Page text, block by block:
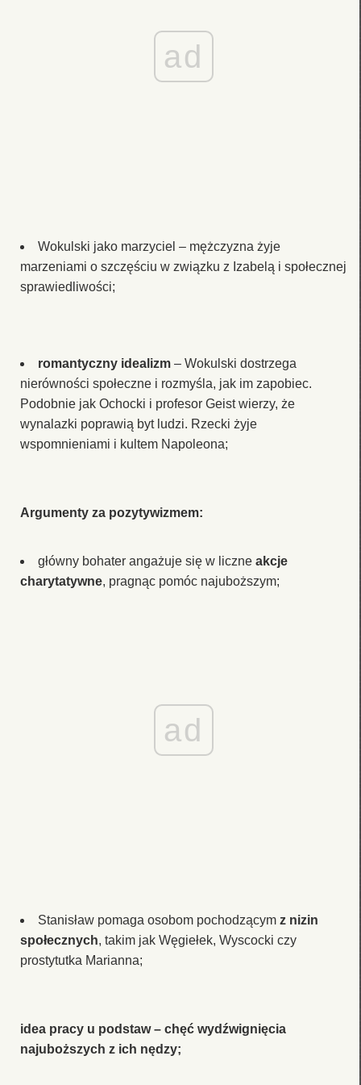
ad
Wokulski jako marzyciel – mężczyzna żyje
marzeniami o szczęściu w związku z Izabelą i społecznej
sprawiedliwości;
romantyczny idealizm – Wokulski dostrzega
nierówności społeczne i rozmyśla, jak im zapobiec.
Podobnie jak Ochocki i profesor Geist wierzy, że
wynalazki poprawią byt ludzi. Rzecki żyje
wspomnieniami i kultem Napoleona;
Argumenty za pozytywizmem:
główny bohater angażuje się w liczne akcje
charytatywne, pragnąc pomóc najuboższym;
ad
Stanisław pomaga osobom pochodzącym z nizin
społecznych, takim jak Węgiełek, Wyscocki czy
prostytutka Marianna;
idea pracy u podstaw– chęć wydźwignięcia
najuboższych z ich nędzy;